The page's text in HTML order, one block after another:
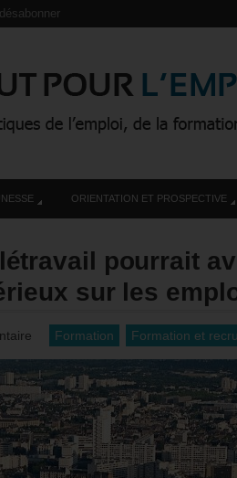
ORIENTATION ET PROSPECTIVE
pourrait
sur les
Formation Formation et